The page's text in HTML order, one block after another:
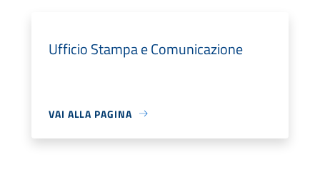
Ufficio Stampa e Comunicazione
VAI ALLA PAGINA